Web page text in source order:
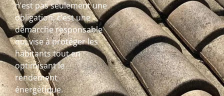
n’est pas seulement une
obligation, c’est une
démarche responsable
qui vise à protéger les
habitants tout en
optimisant le
rendement
énergétique.